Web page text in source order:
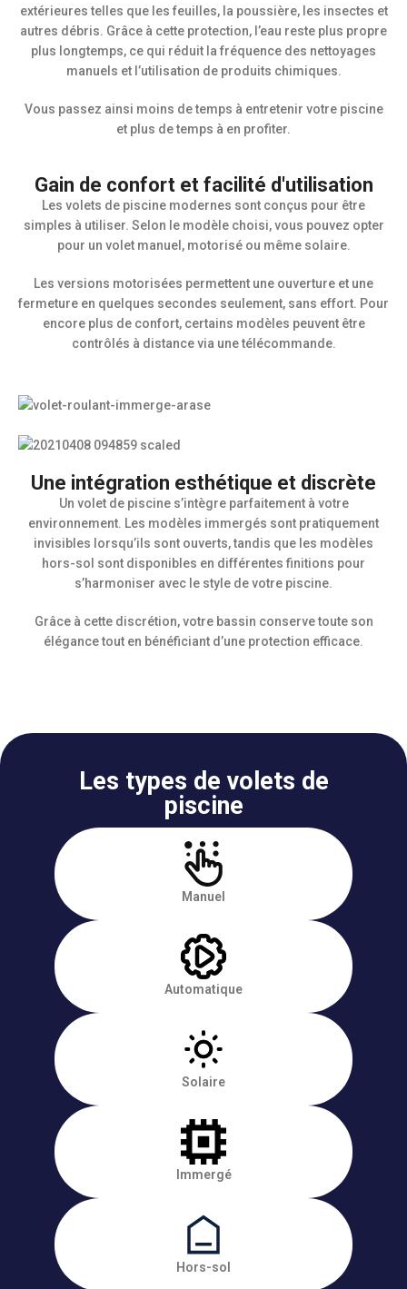
extérieures telles que les feuilles, la poussière, les insectes et
autres débris. Grâce à cette protection, l’eau reste plus propre
plus longtemps, ce qui réduit la fréquence des nettoyages
manuels et l’utilisation de produits chimiques.
Vous passez ainsi moins de temps à entretenir votre piscine
et plus de temps à en profiter.
Gain de confort et facilité d'utilisation
Les volets de piscine modernes sont conçus pour être
simples à utiliser. Selon le modèle choisi, vous pouvez opter
pour un volet manuel, motorisé ou même solaire.
Les versions motorisées permettent une ouverture et une
fermeture en quelques secondes seulement, sans effort. Pour
encore plus de confort, certains modèles peuvent être
contrôlés à distance via une télécommande.
Une intégration esthétique et discrète
Un volet de piscine s’intègre parfaitement à votre
environnement. Les modèles immergés sont pratiquement
invisibles lorsqu’ils sont ouverts, tandis que les modèles
hors-sol sont disponibles en différentes finitions pour
s’harmoniser avec le style de votre piscine.
Grâce à cette discrétion, votre bassin conserve toute son
élégance tout en bénéficiant d’une protection efficace.
Les types de volets de
piscine
Manuel
Automatique
Solaire
Immergé
Hors-sol